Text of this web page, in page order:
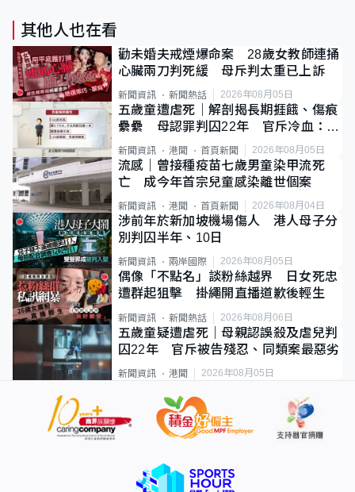
其他人也在看
勸未婚夫戒煙爆命案 28歲女教師連捅
心臟兩刀判死緩 母斥判太重已上訴
新聞資訊 新聞熱話 2026年08月05日
五歲童遭虐死｜解剖揭長期捱餓、傷痕
纍纍 母認罪判囚22年 官斥冷血：同
類案最惡劣
新聞資訊 港聞 首頁新聞 2026年08月05日
流感｜曾接種疫苗七歲男童染甲流死
亡 成今年首宗兒童感染離世個案
新聞資訊 港聞 首頁新聞 2026年08月04日
涉前年於新加坡機場傷人 港人母子分
別判囚半年、10日
新聞資訊 兩岸國際 2026年08月05日
偶像「不點名」談粉絲越界 日女死忠
遭群起狙擊 掛繩開直播道歉後輕生
新聞資訊 新聞熱話 2026年08月06日
五歲童疑遭虐死｜母親認誤殺及虐兒判
囚22年 官斥被告殘忍、同類案最惡劣
新聞資訊 港聞 2026年08月05日